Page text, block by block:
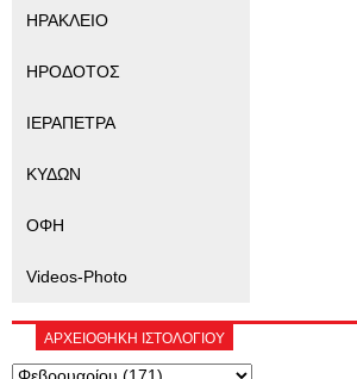
ΗΡΑΚΛΕΙΟ
ΗΡΟΔΟΤΟΣ
ΙΕΡΑΠΕΤΡΑ
ΚΥΔΩΝ
ΟΦΗ
Videos-Photo
ΑΡΧΕΙΟΘΗΚΗ ΙΣΤΟΛΟΓΙΟΥ